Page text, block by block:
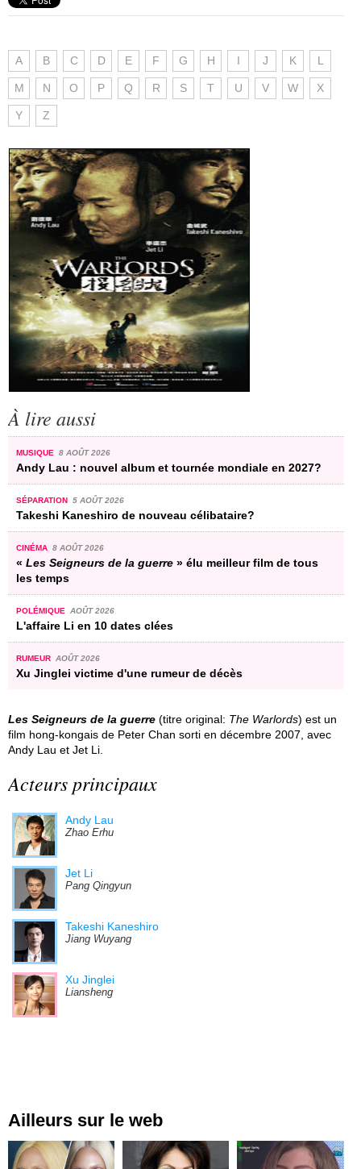
A B C D E F G H I J K L
M N O P Q R S T U V W X
Y Z
À lire aussi
MUSIQUE 8 AOÛT 2026
Andy Lau : nouvel album et tournée mondiale en 2027?
SÉPARATION 5 AOÛT 2026
Takeshi Kaneshiro de nouveau célibataire?
CINÉMA 8 AOÛT 2026
« Les Seigneurs de la guerre » élu meilleur film de tous
les temps
POLÉMIQUE AOÛT 2026
L'affaire Li en 10 dates clées
RUMEUR AOÛT 2026
Xu Jinglei victime d'une rumeur de décès
Les Seigneurs de la guerre (titre original: The Warlords) est un
film hong-kongais de Peter Chan sorti en décembre 2007, avec
Andy Lau et Jet Li.
Acteurs principaux
Andy Lau
Zhao Erhu
Jet Li
Pang Qingyun
Takeshi Kaneshiro
Jiang Wuyang
Xu Jinglei
Liansheng
Ailleurs sur le web